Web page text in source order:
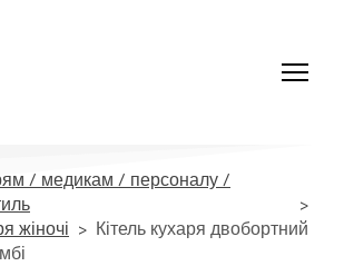
/ медикам / персоналу /
жіночі
Кітель кухаря двобортний